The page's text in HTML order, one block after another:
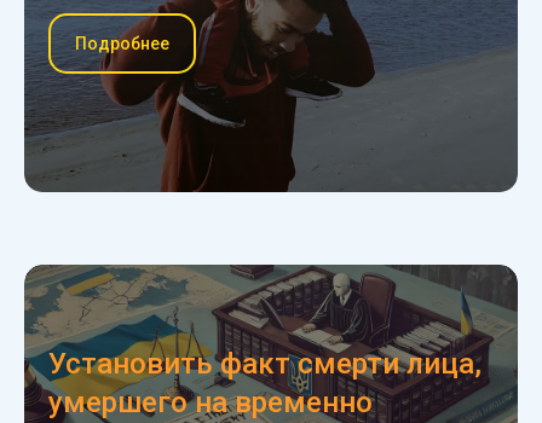
Подробнее
Установить факт смерти лица,
умершего на временно